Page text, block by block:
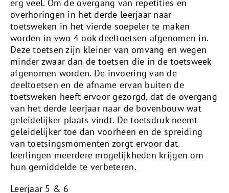
erg veel. Om de overgang van repetities en
overhoringen in het derde leerjaar naar
toetsweken in het vierde soepeler te maken
worden in vwo 4 ook deeltoetsen afgenomen in.
Deze toetsen zijn kleiner van omvang en wegen
minder zwaar dan de toetsen die in de toetsweek
afgenomen worden. De invoering van de
deeltoetsen en de afname ervan buiten de
toetsweken heeft ervoor gezorgd, dat de overgang
van het derde leerjaar naar de bovenbouw wat
geleidelijker plaats vindt. De toetsdruk neemt
geleidelijker toe dan voorheen en de spreiding
van toetsingsmomenten zorgt ervoor dat
leerlingen meerdere mogelijkheden krijgen om
hun gemiddelde te verbeteren.
Leerjaar 5 & 6